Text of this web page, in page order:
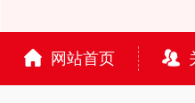
网站首页